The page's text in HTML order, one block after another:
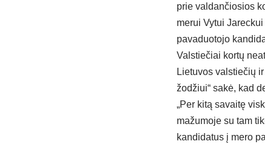
prie valdančiosios
merui Vytui
pavaduotojo
Valstiečiai kortų
Lietuvos valstiečių
žodžiui“ sakė, kad
„Per kitą savaitę
mažumoje su tam
kandidatus į mero